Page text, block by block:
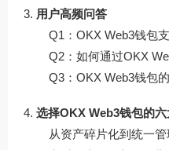
用户高频问答
Q1：OKX Web3钱包
Q2：如何通过OKX
Q3：OKX Web3钱包
选择OKX Web3钱包的六
从资产碎片化到统一